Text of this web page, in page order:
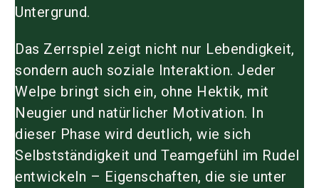
Untergrund.
Das Zerrspiel zeigt nicht nur Lebendigkeit,
sondern auch soziale Interaktion. Jeder
Welpe bringt sich ein, ohne Hektik, mit
Neugier und natürlicher Motivation. In
dieser Phase wird deutlich, wie sich
Selbstständigkeit und Teamgefühl im Rudel
entwickeln – Eigenschaften, die sie unter